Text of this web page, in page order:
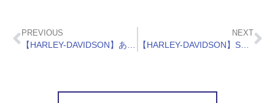
PREVIOUS NEXT